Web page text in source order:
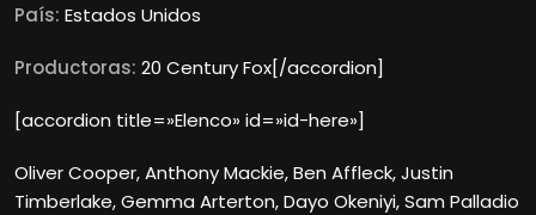
País: Estados Unidos
Productoras: 20 Century Fox[/accordion]
[accordion title=»Elenco» id=»id-here»]
Oliver Cooper, Anthony Mackie, Ben Affleck, Justin
Timberlake, Gemma Arterton, Dayo Okeniyi, Sam Palladio